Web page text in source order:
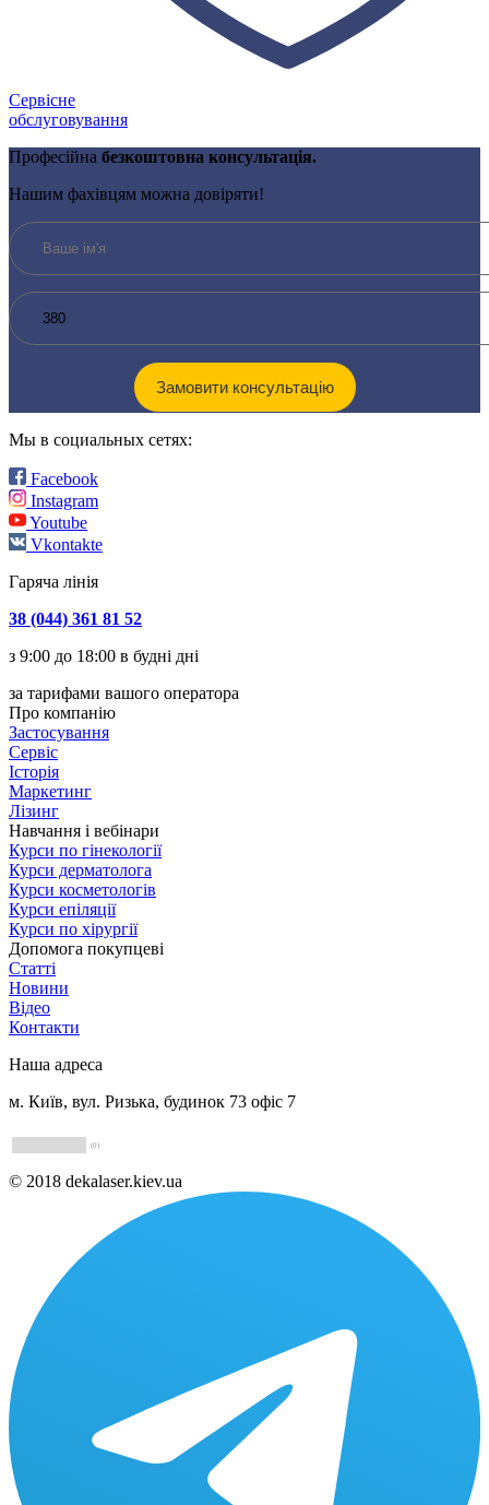
Сервісне
обслуговування
Професійна безкоштовна консультація.
Нашим фахівцям можна довіряти!
Мы в социальных сетях:
Facebook
Instagram
Youtube
Vkontakte
Гаряча лінія
38 (044) 361 81 52
з 9:00 до 18:00 в будні дні
за тарифами вашого оператора
Про компанію
Застосування
Сервіс
Історія
Маркетинг
Лізинг
Навчання і вебінари
Курси по гінекології
Курси дерматолога
Курси косметологів
Курси епіляції
Курси по хірургії
Допомога покупцеві
Статті
Новини
Відео
Контакти
Наша адреса
м. Київ, вул. Ризька, будинок 73 офіс 7
(0)
© 2018 dekalaser.kiev.ua